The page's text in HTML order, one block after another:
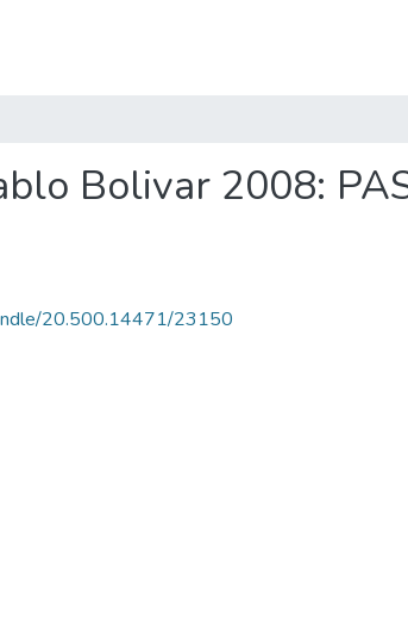
Bolivar 2008:
20.500.14471/23150